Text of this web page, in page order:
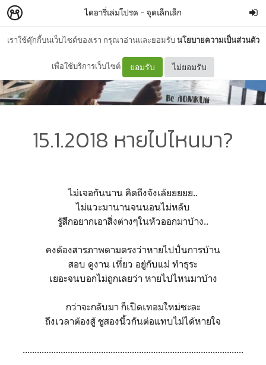
เราใช้คุ๊กกี้บนเว็บไซต์ของเรา กรุณาอ่านและยอมรับนโยบายความเป็นส่วนตัว
เพื่อใช้บริการเว็บไซต์ ยอมรับ ไม่ยอมรับ
ไดอารี่เล่มโปรด – จุดเล็กเล็ก
15.1.2018 หายไปไหนมา?
ไม่เจอกันนาน คิดถึงจังเล้ยยยยย..
ไม่แวะมานานจนนอนไม่หลับ
รู้สึกอยากเอาสิ่งต่างๆในหัวออกมาบ้าง..
คงต้องสารภาพตามตรงว่าหายไปปั่นการบ้าน
สอบ ดูงาน เที่ยว อยู่กับแม่ ทำธุระ
เยอะจนบอกไม่ถูกเลยว่า หายไปไหนมาบ้าง
กว่าจะกลับมา ก็เปิดเทอมใหม่ซะละ
ถึงเวลาต้องสู้ ชูสองนิ้วกันต่อแทบไม่ได้หายใจ
.............................................................................................